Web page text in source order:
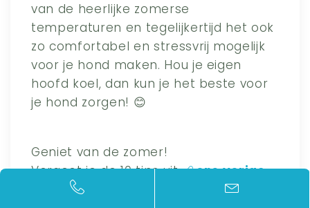
van de heerlijke zomerse
temperaturen en tegelijkertijd het ook
zo comfortabel en stressvrij mogelijk
voor je hond maken. Hou je eigen
hoofd koel, dan kun je het beste voor
je hond zorgen! 😊
Geniet van de zomer!
Vergeet je de 10 tips uit
ons vorige
artikelook niet mee te nemen? Deze